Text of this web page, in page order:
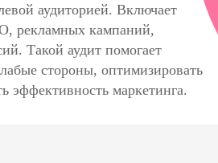
аудиторией. Включает
рекламных кампаний,
Такой аудит помогает
стороны, оптимизировать
эффективность маркетинга.